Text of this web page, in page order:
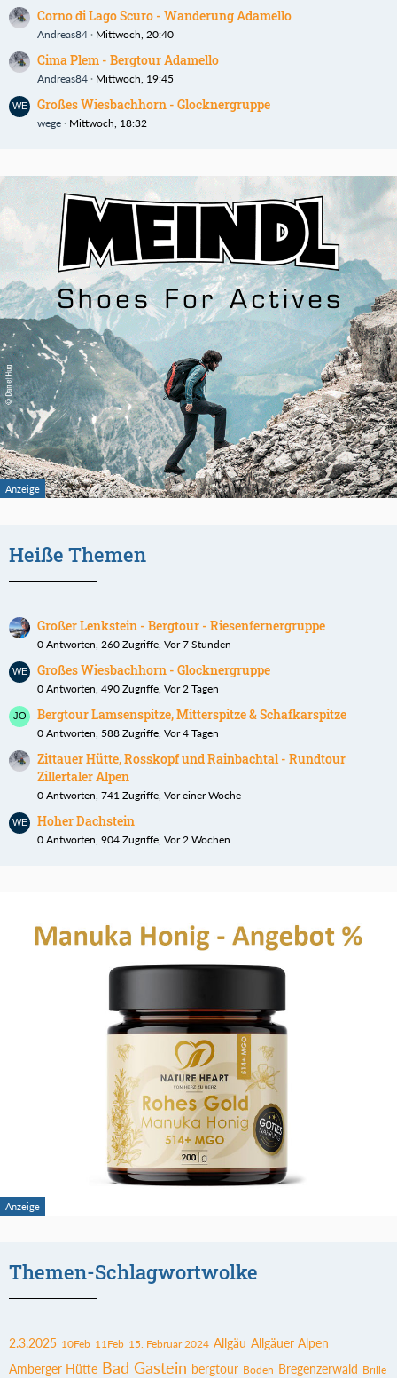
Corno di Lago Scuro - Wanderung Adamello
Andreas84 Mittwoch, 20:40
Cima Plem - Bergtour Adamello
Andreas84 Mittwoch, 19:45
Großes Wiesbachhorn - Glocknergruppe
wege Mittwoch, 18:32
Heiße Themen
Großer Lenkstein - Bergtour - Riesenfernergruppe
0 Antworten, 260 Zugriffe, Vor 7 Stunden
Großes Wiesbachhorn - Glocknergruppe
0 Antworten, 490 Zugriffe, Vor 2 Tagen
Bergtour Lamsenspitze, Mitterspitze & Schafkarspitze
0 Antworten, 588 Zugriffe, Vor 4 Tagen
Zittauer Hütte, Rosskopf und Rainbachtal - Rundtour
Zillertaler Alpen
0 Antworten, 741 Zugriffe, Vor einer Woche
Hoher Dachstein
0 Antworten, 904 Zugriffe, Vor 2 Wochen
Themen-Schlagwortwolke
2.3.2025 10Feb 11Feb 15. Februar 2024 Allgäu Allgäuer Alpen
Amberger Hütte Bad Gastein bergtour Boden Bregenzerwald Brille